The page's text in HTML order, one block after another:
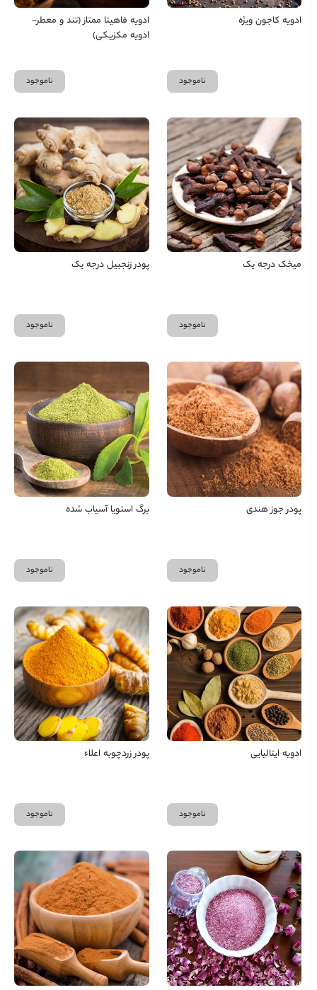
ادویه کاجون ویژه
ناموجود
ادویه فاهیتا ممتاز (تند و معطر-
ادویه مکزیکی)
ناموجود
میخک درجه یک
ناموجود
پودر زنجبیل درجه یک
ناموجود
پودر جوز هندی
ناموجود
برگ استویا آسیاب شده
ناموجود
ادویه ایتالیایی
ناموجود
پودر زردچوبه اعلاء
ناموجود